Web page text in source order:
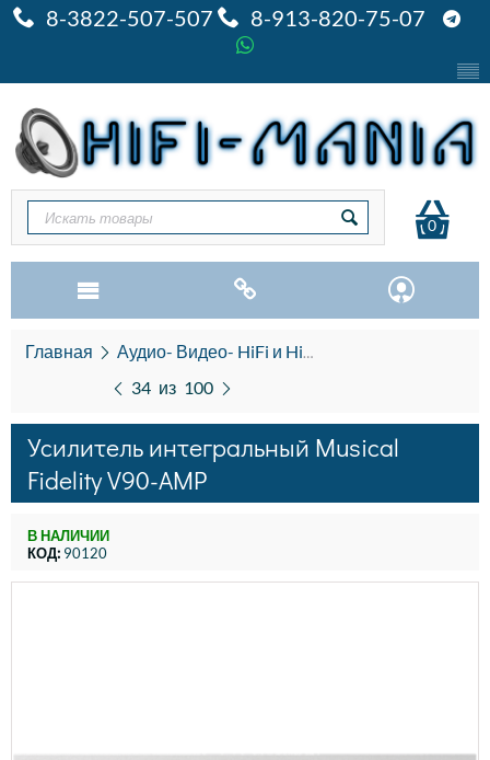
8-3822-507-507 8-913-820-75-07
0
Главная Аудио- Видео- HiFi и HiEND
34 из 100
Усилитель интегральный Musical
Fidelity V90-AMP
В НАЛИЧИИ
КОД: 90120